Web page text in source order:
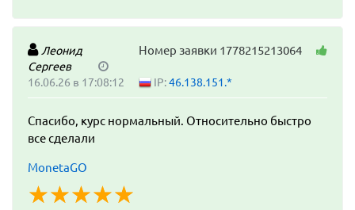
Номер заявки 1778215213064
Леонид
Сергеев
16.06.26 в 17:08:12
IP:46.138.151.*
Спасибо, курс нормальный. Относительно быстро
все сделали
MonetaGO
☆☆☆☆☆
★★★★★